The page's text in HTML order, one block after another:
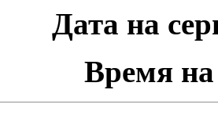
Дата на
Время на